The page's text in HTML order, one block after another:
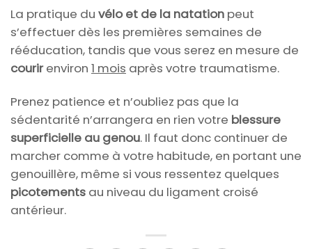
La pratique du vélo et de la natation peut
s’effectuer dès les premières semaines de
rééducation, tandis que vous serez en mesure de
courirenviron 1 mois après votre traumatisme.
Prenez patience et n’oubliez pas que la
sédentarité n’arrangera en rien votre blessure
superficielle au genou. Il faut donc continuer de
marcher comme à votre habitude, en portant une
genouillère, même si vous ressentez quelques
picotements au niveau du ligament croisé
antérieur.